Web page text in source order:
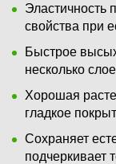
Эластичность
свойства при
Быстрое
несколько
Хорошая
гладкое
Сохраняет
подчеркивает